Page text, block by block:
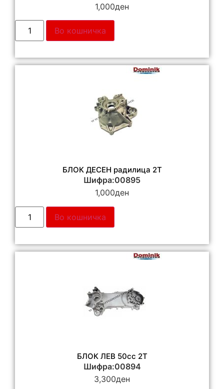
1,000ден
Во кошничка
БЛОК ДЕСЕН радилица 2Т
Шифра:00895
1,000ден
Во кошничка
БЛОК ЛЕВ 50cc 2T
Шифра:00894
3,300ден